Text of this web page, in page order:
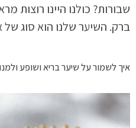
שבורות? כולנו היינו רוצות
ברק. השיער שלנו הוא סוג
איך לשמור על שיער בריא ושופע